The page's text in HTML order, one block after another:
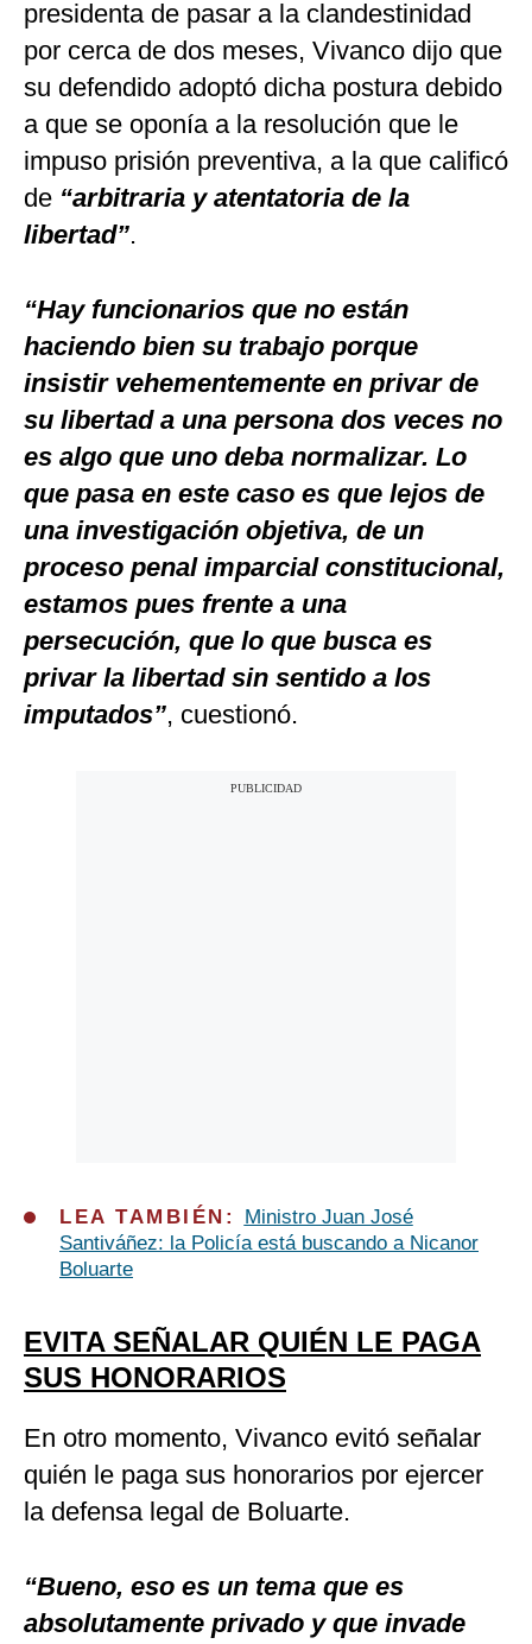
presidenta de pasar a la clandestinidad
por cerca de dos meses, Vivanco dijo que
su defendido adoptó dicha postura debido
a que se oponía a la resolución que le
impuso prisión preventiva, a la que calificó
de “arbitraria y atentatoria de la
libertad”.
“Hay funcionarios que no están
haciendo bien su trabajo porque
insistir vehementemente en privar de
su libertad a una persona dos veces no
es algo que uno deba normalizar. Lo
que pasa en este caso es que lejos de
una investigación objetiva, de un
proceso penal imparcial constitucional,
estamos pues frente a una
persecución, que lo que busca es
privar la libertad sin sentido a los
imputados”, cuestionó.
LEA TAMBIÉN:
Ministro Juan José
Santiváñez: la Policía está buscando a Nicanor
Boluarte
EVITA SEÑALAR QUIÉN LE PAGA
SUS HONORARIOS
En otro momento, Vivanco evitó señalar
quién le paga sus honorarios por ejercer
la defensa legal de Boluarte.
“Bueno, eso es un tema que es
absolutamente privado y que invade